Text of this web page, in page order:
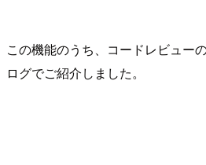
この機能のうち、コードレビュー
ログでご紹介しました。